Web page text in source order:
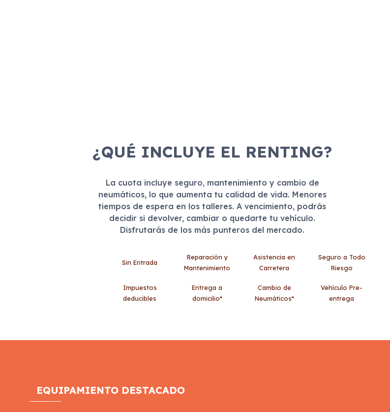
¿QUÉ INCLUYE EL RENTING?
La cuota incluye seguro, mantenimiento y cambio de
neumáticos, lo que aumenta tu calidad de vida. Menores
tiempos de espera en los talleres. A vencimiento, podrás
decidir si devolver, cambiar o quedarte tu vehículo.
Disfrutarás de los más punteros del mercado.
Sin Entrada
Reparación y
Mantenimiento
Asistencia en
Carretera
Seguro a Todo
Riesgo
Impuestos
deducibles
Entrega a
domicilio*
Cambio de
Neumáticos*
Vehículo Pre-
entrega
EQUIPAMIENTO DESTACADO